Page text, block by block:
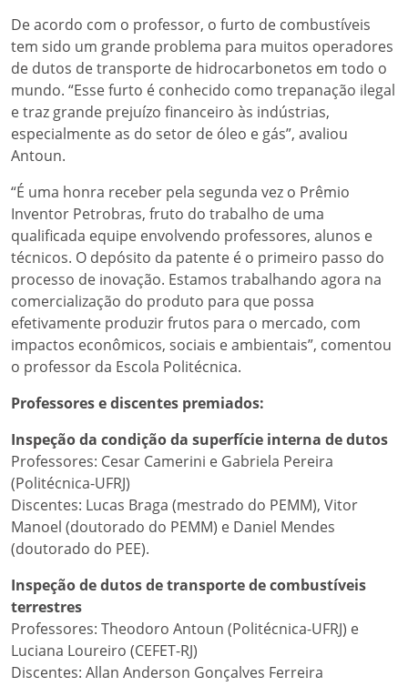
De acordo com o professor, o furto de combustíveis
tem sido um grande problema para muitos operadores
de dutos de transporte de hidrocarbonetos em todo o
mundo. “Esse furto é conhecido como trepanação ilegal
e traz grande prejuízo financeiro às indústrias,
especialmente as do setor de óleo e gás”, avaliou
Antoun.
“É uma honra receber pela segunda vez o Prêmio
Inventor Petrobras, fruto do trabalho de uma
qualificada equipe envolvendo professores, alunos e
técnicos. O depósito da patente é o primeiro passo do
processo de inovação. Estamos trabalhando agora na
comercialização do produto para que possa
efetivamente produzir frutos para o mercado, com
impactos econômicos, sociais e ambientais”, comentou
o professor da Escola Politécnica.
Professores e discentes premiados:
Inspeção da condição da superfície interna de dutos
Professores: Cesar Camerini e Gabriela Pereira
(Politécnica-UFRJ)
Discentes: Lucas Braga (mestrado do PEMM), Vitor
Manoel (doutorado do PEMM) e Daniel Mendes
(doutorado do PEE).
Inspeção de dutos de transporte de combustíveis
terrestres
Professores: Theodoro Antoun (Politécnica-UFRJ) e
Luciana Loureiro (CEFET-RJ)
Discentes: Allan Anderson Gonçalves Ferreira